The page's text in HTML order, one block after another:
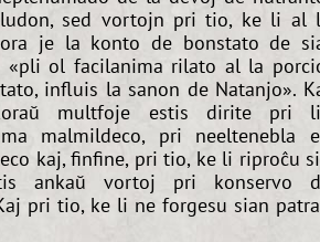
sed vortojn pri tio, ke li al
je la konto de bonstato de
«pli ol facilanima rilato al la
influis la sanon de Natanjo».
multfoje estis dirite pri
malmildeco, pri neeltenebla
kaj, finfine, pri tio, ke li riproĉu
ankaŭ vortoj pri konservo
pri tio, ke li ne forgesu sian